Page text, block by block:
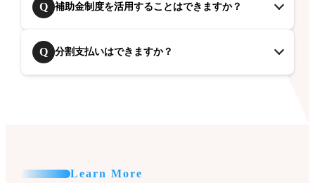
Q 補助金制度を活用することはできますか？
Q 分割支払いはできますか？
Learn More